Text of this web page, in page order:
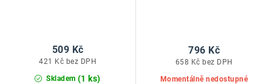
Skladem (1 ks)
421 Kč bez DPH
509 Kč
Momentálně nedostupné
658 Kč bez DPH
796 Kč